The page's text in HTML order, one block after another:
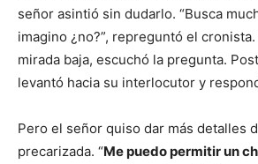
señor asintió sin dudarlo. “Busca
imagino ¿no?”, repreguntó el
mirada baja, escuchó la pregunta.
levantó hacia su interlocutor y
Pero el señor quiso dar más detalles
precarizada. “Me puedo permitir un